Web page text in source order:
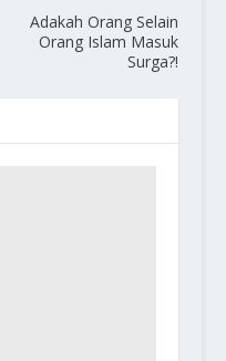
Adakah Orang Selain
Orang Islam Masuk
Surga?!